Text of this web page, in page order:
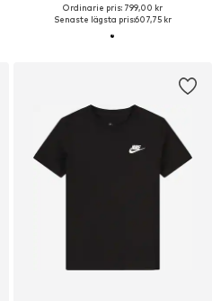
Ordinarie pris: 799,00 kr
Senaste lägsta pris:607,75 kr